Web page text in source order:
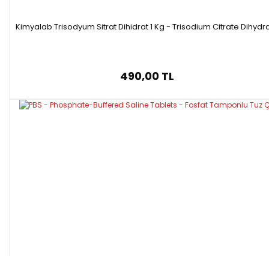
Kimyalab Trisodyum Sitrat Dihidrat 1 Kg - Trisodium Citrate
490,00 TL